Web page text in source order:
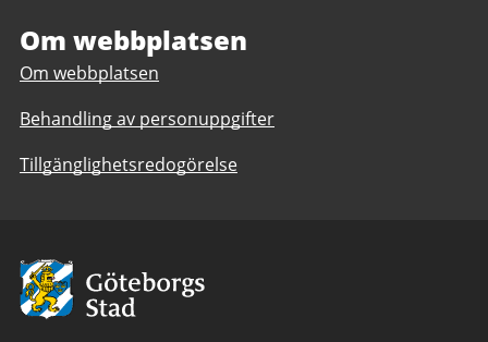
Konst
Om webbplatsen
Om webbplatsen
Behandling av personuppgifter
Tillgänglighetsredogörelse
Avsändare:
Göteborgs
Stad